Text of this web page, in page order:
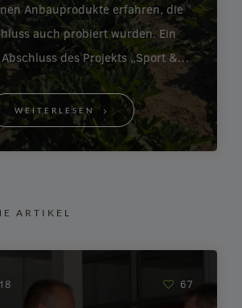
Anbauprodukte erfahren, die
auch probiert wurden. Ein
des Projekts „Sport &…
WEITERLESEN
ARTIKEL
67